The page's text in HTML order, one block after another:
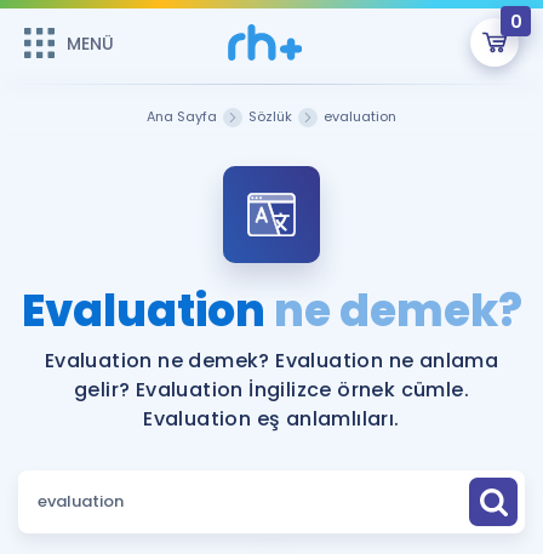
MENÜ
0
ÜYE DEĞİLİM
Sepetin Şu An Boş.
Remzi Hoca ile seni sınava hazırlayacak onlarca eğitim seni
bekliyor!
MENÜ
Faydalı Araçlar
Sözlük
Hakkımızda
Ana Sayfa Sözlük evaluation
Evaluation ne demek?
Evaluation ne demek? Evaluation ne anlama
gelir? Evaluation İngilizce örnek cümle.
Evaluation eş anlamlıları.